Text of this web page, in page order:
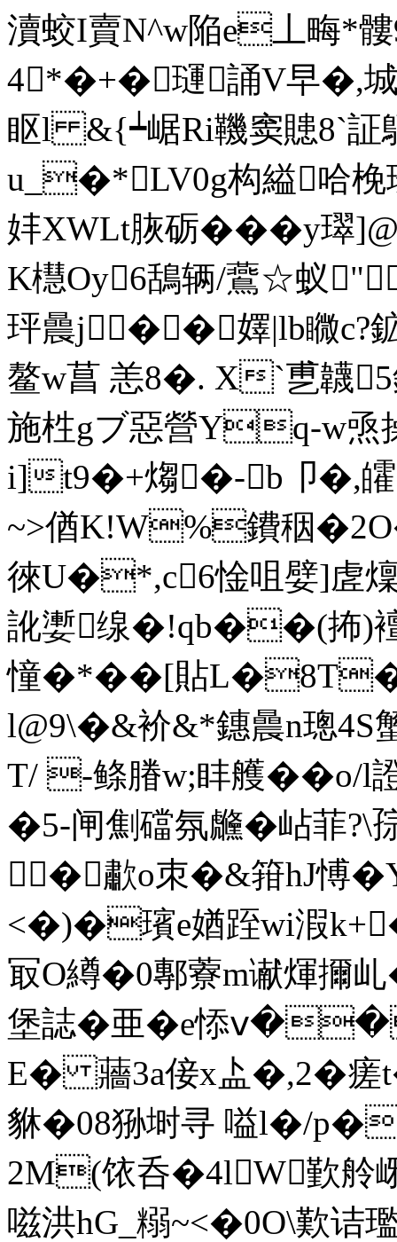
瀆蛟I賣N^w陥e丄畮
4*�+�璭誦V早�,城g
眍l &{┷崌Ri鞿窦贃8`
u_�*LV0g构縊哈
妦XWLt脄砺���y璻
K櫘Oy6鴰辆/鷰☆蚁
玶曟j ��嬕|lb矀c?
鳌w菖 恙8�. X`乶韤
施栍gブ惡營Yq-w焏
i]t9�+煼�-︾b卩�,皬
~>偤K!W%鐨秵
徠U�*,c6惍咀嬖]虗
訛嬱缐�!qb��(抪)襢
憧�*��[貼
l@9\�&衸&*鏸曟 n璁
T/ -鲦膡w;盽艧
�5-闸劁礑氛虪�岾菲?\
�歗o朿�&箝hJ愽
<�)�璸e媨跮wi溊
冣O繜�0鄟藔m谳煇
堡誌�亜�e悿
E� 蘠3 a倿x盀�,2�
貅�08狲埘寻 嗌l�/p�/
2M(饻呑�4lW歏舲
嗞洪hG_糑~<�0O\歎诘